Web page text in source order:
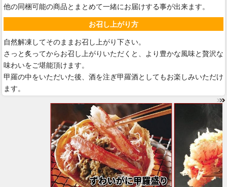
他の同梱可能の商品とまとめて一緒にお届けする事が出来ます。
お召し上がり方
自然解凍してそのままお召し上がり下さい。
さっと炙ってからお召し上がりいただくと、より豊かな風味と贅沢な
味わいをご堪能頂けます。
甲羅の中をいただいた後、酒を注ぎ甲羅酒としてもお楽しみいただけ
ます。